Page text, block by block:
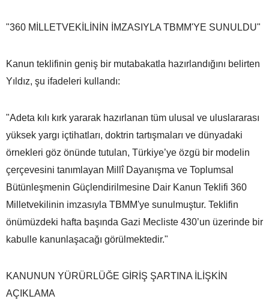
"360 MİLLETVEKİLİNİN İMZASIYLA TBMM'YE SUNULDU"
Kanun teklifinin geniş bir mutabakatla hazırlandığını belirten
Yıldız, şu ifadeleri kullandı:
"Adeta kılı kırk yararak hazırlanan tüm ulusal ve uluslararası
yüksek yargı içtihatları, doktrin tartışmaları ve dünyadaki
örnekleri göz önünde tutulan, Türkiye’ye özgü bir modelin
çerçevesini tanımlayan Millî Dayanışma ve Toplumsal
Bütünleşmenin Güçlendirilmesine Dair Kanun Teklifi 360
Milletvekilinin imzasıyla TBMM'ye sunulmuştur. Teklifin
önümüzdeki hafta başında Gazi Mecliste 430’un üzerinde bir
kabulle kanunlaşacağı görülmektedir."
KANUNUN YÜRÜRLÜĞE GİRİŞ ŞARTINA İLİŞKİN
AÇIKLAMA